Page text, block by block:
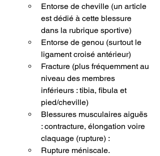
Entorse de cheville (un article
est dédié à cette blessure
dans la rubrique sportive)
Entorse de genou (surtout le
ligament croisé antérieur)
Fracture (plus fréquemment au
niveau des membres
inférieurs : tibia, fibula et
pied/cheville)
Blessures musculaires aiguës
: contracture, élongation voire
claquage (rupture) :
Rupture méniscale.